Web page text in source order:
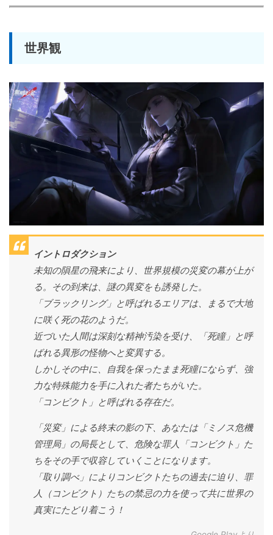
世界観
イントロダクション
未知の隕星の飛来により、世界規模の災変の幕が上が
る。その到来は、謎の異変をも誘発した。
「ブラックリング」と呼ばれるエリアは、まるで大地
に咲く死の花のようだ。
近づいた人間は深刻な精神汚染を受け、「死瞳」と呼
ばれる異形の怪物へと変異する。
しかしその中に、自我を保ったまま死瞳にならず、強
力な特殊能力を手に入れた者たちがいた。
「コンビクト」と呼ばれる存在だ。
「災変」による終末の影の下、あなたは「ミノス危機
管理局」の局長として、危険な罪人「コンビクト」た
ちをその手で収容していくことになります。
「取り調べ」によりコンビクトたちの過去に迫り、罪
人（コンビクト）たちの禁忌の力を使って共に世界の
真実にたどり着こう！